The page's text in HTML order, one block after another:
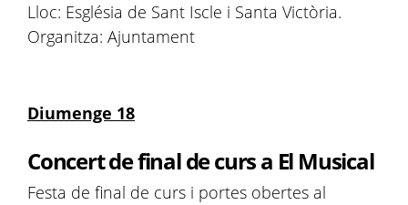
Lloc: Església de Sant Iscle i Santa Victòria.
Organitza: Ajuntament
Diumenge 18
Concert de final de curs a El Musical
Festa de final de curs i portes obertes al